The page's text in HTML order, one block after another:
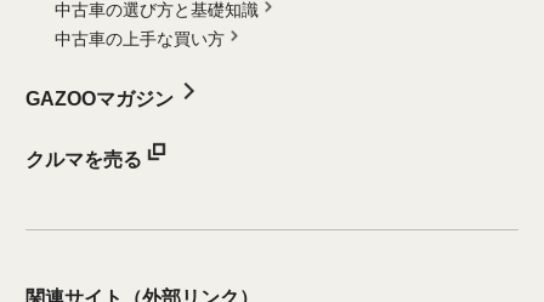
中古車の選び方と基礎知識
中古車の上手な買い方
GAZOOマガジン
クルマを売る